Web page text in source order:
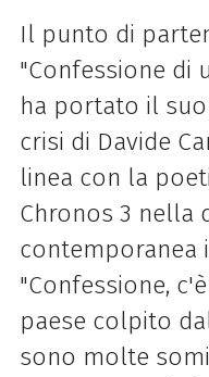
Il punto di
"Confessione di
ha portato il
crisi di Davide
linea con la
Chronos 3 nella
contemporanea
"Confessione,
paese colpito
sono molte